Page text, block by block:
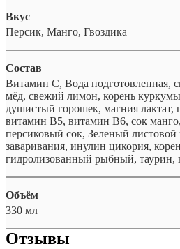
Вкус
Персик, Манго, Гвоздика
Состав
Витамин С, Вода подготовленная,
мёд, свежий лимон, корень
душистый горошек, магния
витамин В5, витамин В6, сок
персиковый сок, Зеленый листовой
заваривания, инулин цикория,
гидролизованный рыбный, таурин,
Объём
330 мл
Отзывы